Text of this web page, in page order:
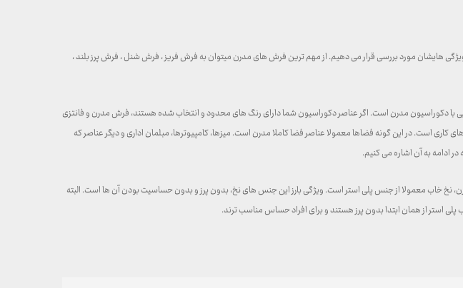
هایشان مورد بررسی قرار می دهیم. از مهم ترین فرش های مدرن میتوان به فرش فریز ، فرش شنل ، فرش پرز بلند ،
دکوراسیون مدرن است. اگر عناصر دکوراسیون شما دارای رنگ های محدود و انتخاب شده هستند، فرش مدرن و فانتزی
است. در این گونه فضاها معمولا عناصر فضا کاملا مدرن است. میزها، کامپیوترها، مبلمان اداری و دیگر عناصر که
ادامه به آن اشاره می کنیم.
خاب معمولا از جنس پلی استر است. ویژگی بارز این جنس های نخ، بدون پرز و بدون حساسیت بودن آن ها است. البته
از همان ابتدا بدون پرز هستند و برای افراد حساس مناسب ترند.